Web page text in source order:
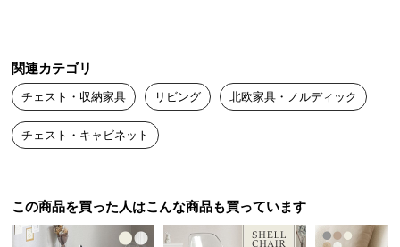
つ
い
て
中
品
の
関連カテゴリ
チェスト・収納家具 リビング 北欧家具・ノルディック
チェスト・キャビネット
この商品を買った人はこんな商品も買っています